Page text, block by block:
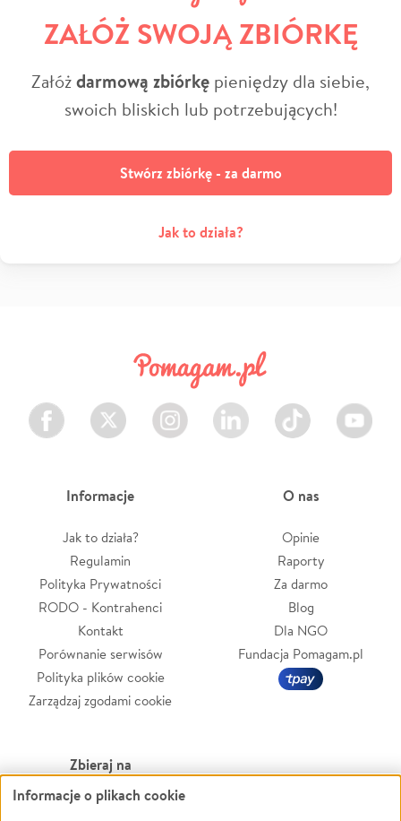
ZAŁÓŻ SWOJĄ ZBIÓRKĘ
Załóżdarmową zbiórkę pieniędzy dla siebie,
swoich bliskich lub potrzebujących!
Stwórz zbiórkę - za darmo
Jak to działa?
Facebook Twitter Instagram LinkedIn TikTok Youtube
Informacje
Jak to działa?
Regulamin
Polityka Prywatności
RODO - Kontrahenci
Kontakt
Porównanie serwisów
Polityka plików cookie
Zarządzaj zgodami cookie
O nas
Opinie
Raporty
Za darmo
Blog
Dla NGO
Fundacja Pomagam.pl
Zbieraj na
Leczenie
Informacje o plikach cookie